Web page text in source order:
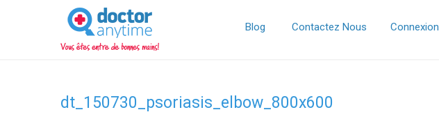
DoctorAnyTime
You
are
in
good
Blog Contactez Nous Connexion
dt_150730_psoriasis_elbow_800x600